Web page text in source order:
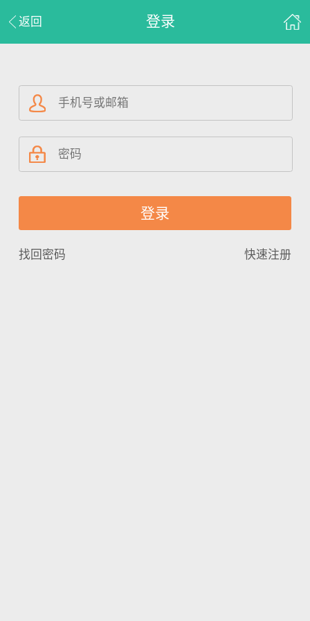
返回 登录
找回密码 快速注册